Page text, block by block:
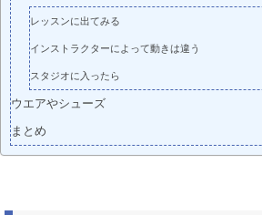
レッスンに出てみる
インストラクターによって動きは違う
スタジオに入ったら
ウエアやシューズ
まとめ